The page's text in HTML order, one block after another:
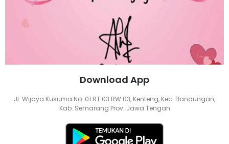
Download App
Jl. Wijaya Kusuma No. 01 RT 03 RW 03, Kenteng, Kec. Bandungan,
Kab. Semarang Prov. Jawa Tengah